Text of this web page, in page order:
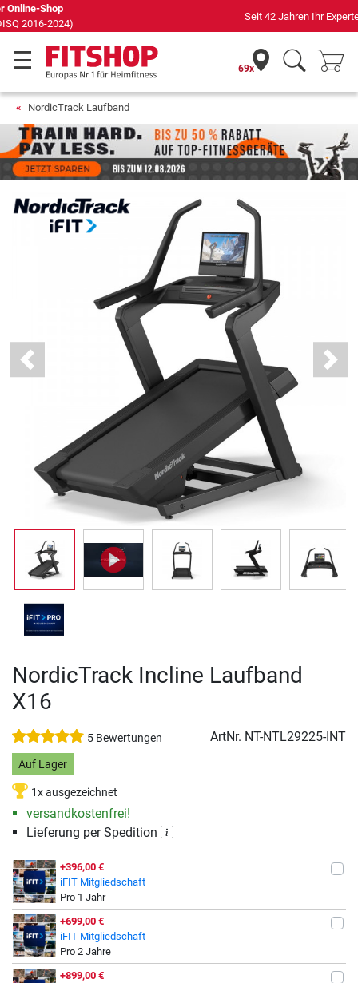
Seit 42 Jahren Ihr Experte für Heimfitness
69x
NordicTrack Laufband
Previous Next
NordicTrack Incline Laufband
X16
5 Bewertungen ArtNr. NT-NTL29225-INT
Auf Lager
1x ausgezeichnet
versandkostenfrei!
Lieferung per Spedition
+396,00 €
iFIT Mitgliedschaft
Pro 1 Jahr
+699,00 €
iFIT Mitgliedschaft
Pro 2 Jahre
+899,00 €